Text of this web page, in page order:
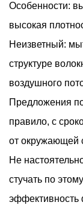
Особенности:
высокая
Неизветный:
структуре
воздушного
Предложения
правило, с
от окружающей
Не
стучать по